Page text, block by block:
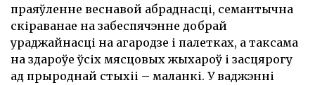
праяўленне веснавой абраднасці, семантычна
скіраванае на забеспячэнне добрай
ураджайнасці на агародзе і палетках, а таксама
на здароўе ўсіх мясцовых жыхароў і засцярогу
ад прыроднай стыхіі – маланкі. У ваджэнні